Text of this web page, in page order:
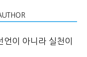
이 아니라 실천이